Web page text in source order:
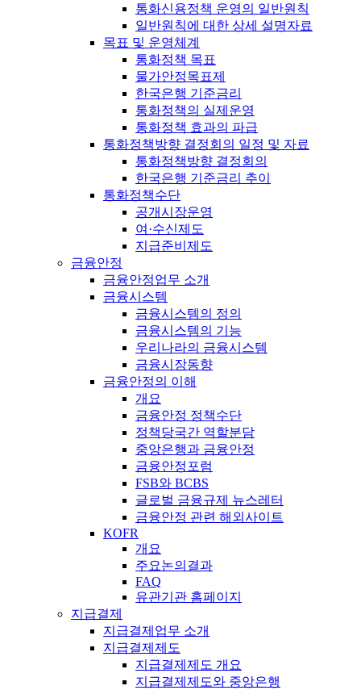
통화신용정책 운영의 일반원칙
일반원칙에 대한 상세 설명자료
목표 및 운영체계
통화정책 목표
물가안정목표제
한국은행 기준금리
통화정책의 실제운영
통화정책 효과의 파급
통화정책방향 결정회의 일정 및 자료
통화정책방향 결정회의
한국은행 기준금리 추이
통화정책수단
공개시장운영
여·수신제도
지급준비제도
금융안정
금융안정업무 소개
금융시스템
금융시스템의 정의
금융시스템의 기능
우리나라의 금융시스템
금융시장동향
금융안정의 이해
개요
금융안정 정책수단
정책당국간 역할분담
중앙은행과 금융안정
금융안정포럼
FSB와 BCBS
글로벌 금융규제 뉴스레터
금융안정 관련 해외사이트
KOFR
개요
주요논의결과
FAQ
유관기관 홈페이지
지급결제
지급결제업무 소개
지급결제제도
지급결제제도 개요
지급결제제도와 중앙은행